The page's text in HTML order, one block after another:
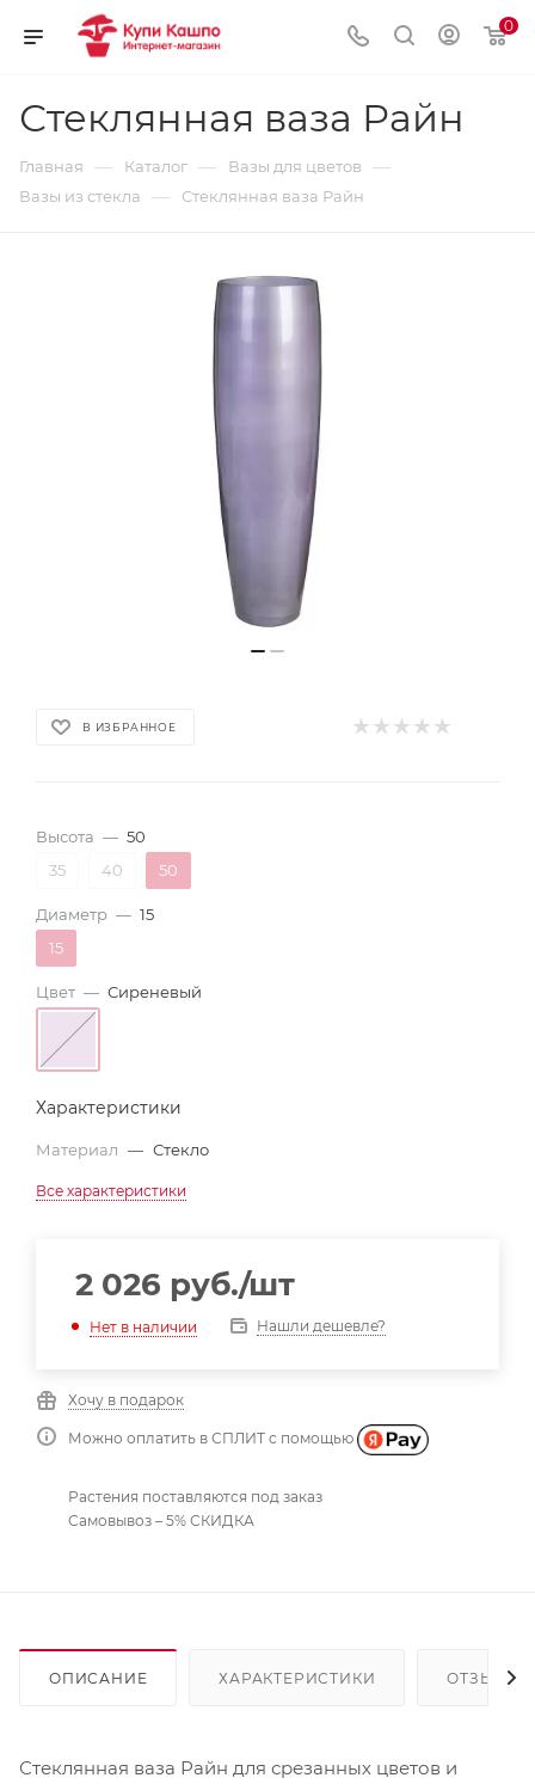
0
Стеклянная ваза Райн
Главная — Каталог — Вазы для цветов —
Вазы из стекла — Стеклянная ваза Райн
В ИЗБРАННОЕ
Высота — 50
35
40 50
Диаметр — 15
15
Цвет — Сиреневый
Характеристики
Материал — Стекло
Все характеристики
2 026 руб./шт
Нет в наличии Нашли дешевле?
Хочу в подарок
Можно оплатить в СПЛИТ с помощью
Растения поставляются под заказ
Самовывоз – 5% СКИДКА
ОПИСАНИЕ ХАРАКТЕРИСТИКИ ОТЗЫВЫ
Стеклянная ваза Райн для срезанных цветов и